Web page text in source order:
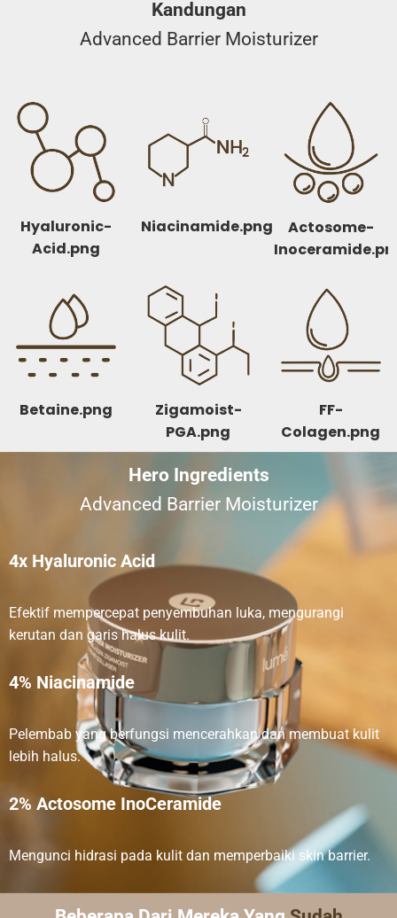
Kandungan
Advanced Barrier Moisturizer
Hyaluronic-
Acid.png
Niacinamide.png
Actosome-
Betaine.png
Zigamoist-
PGA.png
FF-
Colagen.png
Hero Ingredients
Advanced Barrier Moisturizer
4x Hyaluronic Acid
Efektif mempercepat penyembuhan luka, mengurangi
kerutan dan garis halus kulit.
4% Niacinamide
Pelembab yang berfungsi mencerahkan dan membuat kulit
lebih halus.
2% Actosome InoCeramide
Mengunci hidrasi pada kulit dan memperbaiki skin barrier.